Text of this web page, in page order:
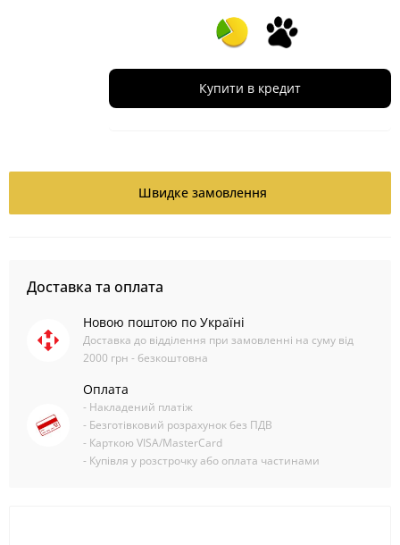
Купити в кредит
Швидке замовлення
Доставка та оплата
Новою поштою по Україні
Доставка до відділення при замовленні на суму від
2000 грн - безкоштовна
Оплата
- Накладений платіж
- Безготівковий розрахунок без ПДВ
- Карткою VISA/MasterCard
- Купівля у розстрочку або оплата частинами